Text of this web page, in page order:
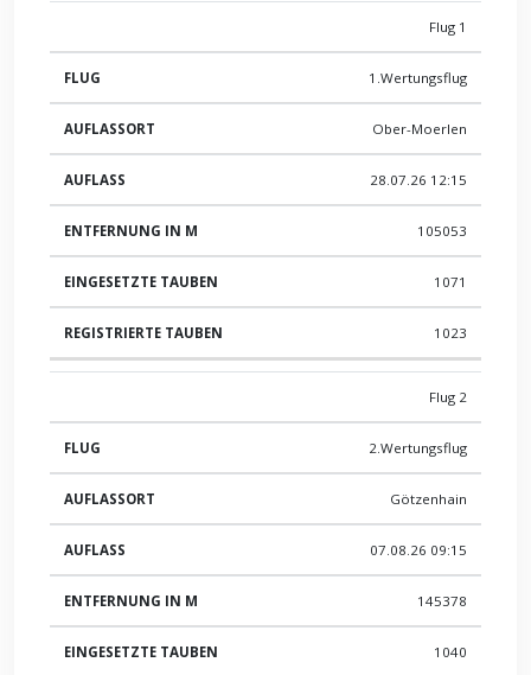
ENTFERNUNG IN M
Flug 1
1.Wertungsflug
Ober-Moerlen
28.07.26 12:15
105053
1071
1023
Flug 2
2.Wertungsflug
Götzenhain
07.08.26 09:15
145378
1040